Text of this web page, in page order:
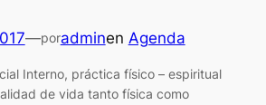
—poradminen Agenda
Interno, práctica físico – espiritual
de vida tanto física como